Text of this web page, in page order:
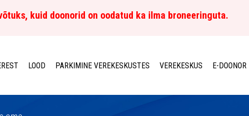
kuid doonorid on oodatud ka ilma broneeringuta.
LOOD PARKIMINE VEREKESKUSTES VEREKESKUS E-DOONOR